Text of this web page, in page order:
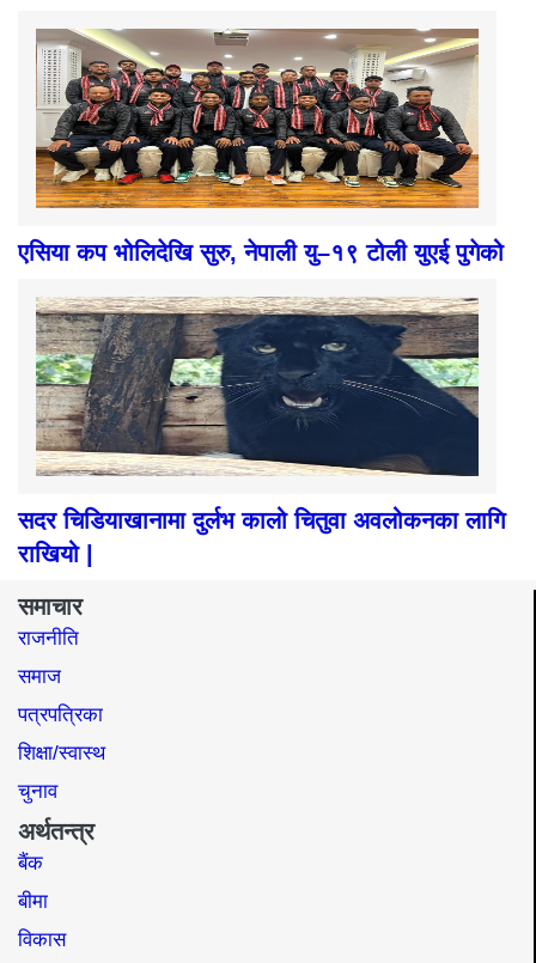
एसिया कप भोलिदेखि सुरु, नेपाली यु–१९ टोली युएई पुगेको
सदर चिडियाखानामा दुर्लभ कालो चितुवा अवलोकनका लागि
राखियो |
समाचार
राजनीति
समाज​
पत्रपत्रिका
शिक्षा/स्वास्थ
चुनाव
अर्थतन्त्र
बैंक
बीमा
विकास